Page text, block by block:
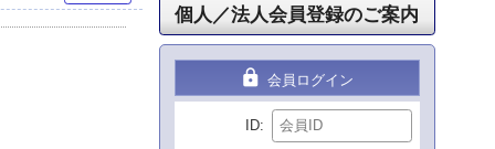
個人／法人会員登録のご案内
lock 会員ログイン
ID